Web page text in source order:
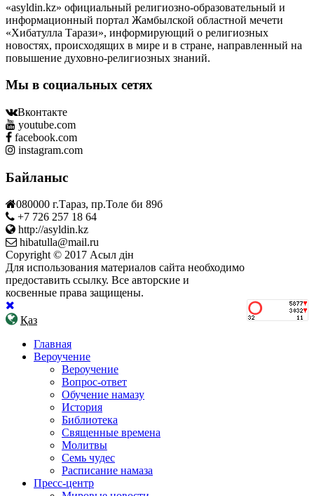
«asyldin.kz» официальный религиозно-образовательный и
информационный портал Жамбылской областной мечети
«Хибатулла Тарази», информирующий о религиозных
новостях, происходящих в мире и в стране, направленный на
повышение духовно-религиозных знаний.
Мы в социальных сетях
Вконтакте
youtube.com
facebook.com
instagram.com
Байланыс
080000 г.Тараз, пр.Толе би 89б
+7 726 257 18 64
http://asyldin.kz
hibatulla@mail.ru
Copyright © 2017 Асыл дін
Для использования материалов сайта необходимо
предоставить ссылку. Все авторские и
косвенные права защищены.
Қаз
Главная
Вероучение
Вероучение
Вопрос-ответ
Обучение намазу
История
Библиотека
Священные времена
Молитвы
Семь чудес
Расписание намаза
Пресс-центр